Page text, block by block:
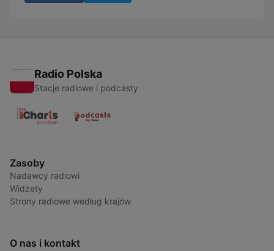
Radio Polska
Stacje radiowe i podcasty
Zasoby
Nadawcy radiowi
Widżety
Strony radiowe według krajów
O nas i kontakt